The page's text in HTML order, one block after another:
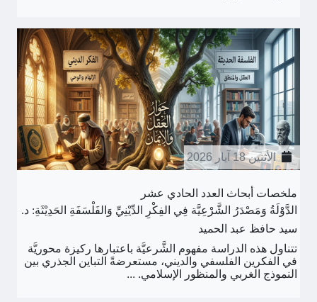
الأثنين 18 آيار 2026
ملخصات أبحاث العدد الحادي عشر
الدَّوْلَةُ وَمَصْدَرُ الشَّرْعِيَّة فِي الفِكْرِ الدِّيْنِيِّ وَالفَلْسَفَةِ الحَدِيْثَةِ: د.
سيد حافظ عبد الحميد
تتناول هذه الدراسة مفهوم الشَّرعيَّة باعتبارها ركيزة محوريَّة
في الفكرين الفلسفي والديني، مستعرضةً التباين الجذري بين
النموذج الغربي والمنظور الإسلامي. ...